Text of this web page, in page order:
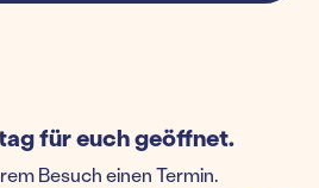
für euch geöffnet.
Besuch einen Termin.